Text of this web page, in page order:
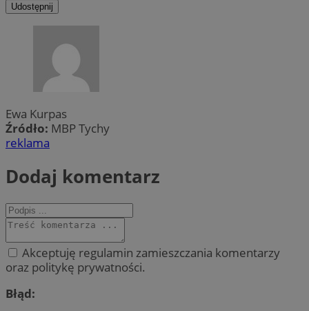
Udostępnij
Ewa Kurpas
Źródło: MBP Tychy
reklama
Dodaj komentarz
Akceptuję regulamin zamieszczania komentarzy
oraz politykę prywatności.
Błąd: